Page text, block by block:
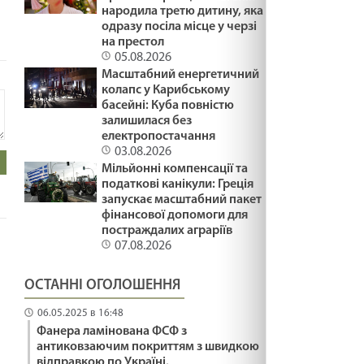
на сайт
народила третю дитину, яка
одразу посіла місце у черзі
на престол
05.08.2026
Масштабний енергетичний
колапс у Карибському
басейні: Куба повністю
залишилася без
електропостачання
03.08.2026
Мільйонні компенсації та
податкові канікули: Греція
запускає масштабний пакет
фінансової допомоги для
постраждалих аграріїв
07.08.2026
ОСТАННІ ОГОЛОШЕННЯ
06.05.2025 в 16:48
Фанера ламінована ФСФ з
антиковзаючим покриттям з швидкою